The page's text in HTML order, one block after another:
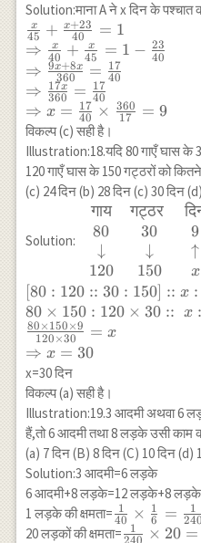
Solution:माना A ने x दिन के पश्चात
\frac{x}
{45}+\frac{x+23}
{40}=1 \\
\Rightarrow
\frac{x}
{40}+\frac{x}
{45}=1-\frac{23}
{40} \\
\Rightarrow
\frac{9 x+8 x}
{360}=\frac{17}
{40} \\
\Rightarrow
\frac{17 x}
{360}=\frac{17}
{40} \\
\Rightarrow
x=\frac{17}{40}
\times \frac{360}
{17}=9
45
x + 40
x+23 = 1
⇒ 40
x + 45
x = 1 − 40
23
⇒ 360
9x+8x = 40
17
⇒ 360
17x = 40
17
⇒ x = 40
17 × 17
360 = 9
विकल्प (c) सही है।
Illustration:18.यदि 80 गाएँ घास के
120 गाएँ घास के 150 गट्ठरों को
(c) 24 दिन (b) 28 दिन (c) 30 दिन
Solution:
\begin{array}
{cc}
\text{गाय} &
\text{गट्ठर }
& \text{दिन}
\\ 80 & 30 &
9 \\
\downarrow
&
\downarrow
& \uparrow
\\ 120 & 150
&
x\end{array}
\\ [80: 120 ::
30 : 150] :: x
:9 \\ 80
\times 150 :
गाय
80
↓
120
गट्ठर
30
↓
150
9
↑
x
[80 : 120 :: 30 : 150] :: x :
80 × 150 : 120 × 30 :: x :
120 ×30
80 × 150 ×9 = x
⇒ x = 30
x=30 दिन
विकल्प (a) सही है।
Illustration:19.3 आदमी अथवा 6
हैं,तो 6 आदमी तथा 8 लड़के उसी काम
(a) 7 दिन (B) 8 दिन (C) 10 दिन (d)
Solution:3 आदमी=6 लड़के
6 आदमी+8 लड़के=12 लड़के+8
1 लड़के की क्षमता=
\times
40
1 × 6
1 = 240
1
20 लड़कों की क्षमता=\frac{1}
1 × 20 =